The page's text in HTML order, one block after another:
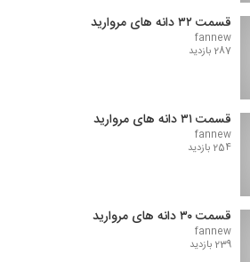
قسمت ۳۲ دانه های مروارید
fannew
287 بازدید
قسمت ۳۱ دانه های مروارید
fannew
254 بازدید
قسمت ۳۰ دانه های مروارید
fannew
239 بازدید